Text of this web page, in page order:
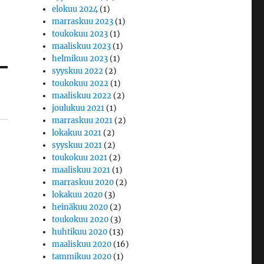
elokuu 2024(1)
marraskuu 2023 (1)
toukokuu 2023 (1)
maaliskuu 2023 (1)
helmikuu 2023 (1)
syyskuu 2022 (2)
toukokuu 2022 (1)
maaliskuu 2022 (2)
joulukuu 2021 (1)
marraskuu 2021 (2)
lokakuu 2021 (2)
syyskuu 2021 (2)
toukokuu 2021 (2)
maaliskuu 2021 (1)
marraskuu 2020 (2)
lokakuu 2020 (3)
heinäkuu 2020 (2)
toukokuu 2020 (3)
huhtikuu 2020 (13)
maaliskuu 2020 (16)
tammikuu 2020 (1)